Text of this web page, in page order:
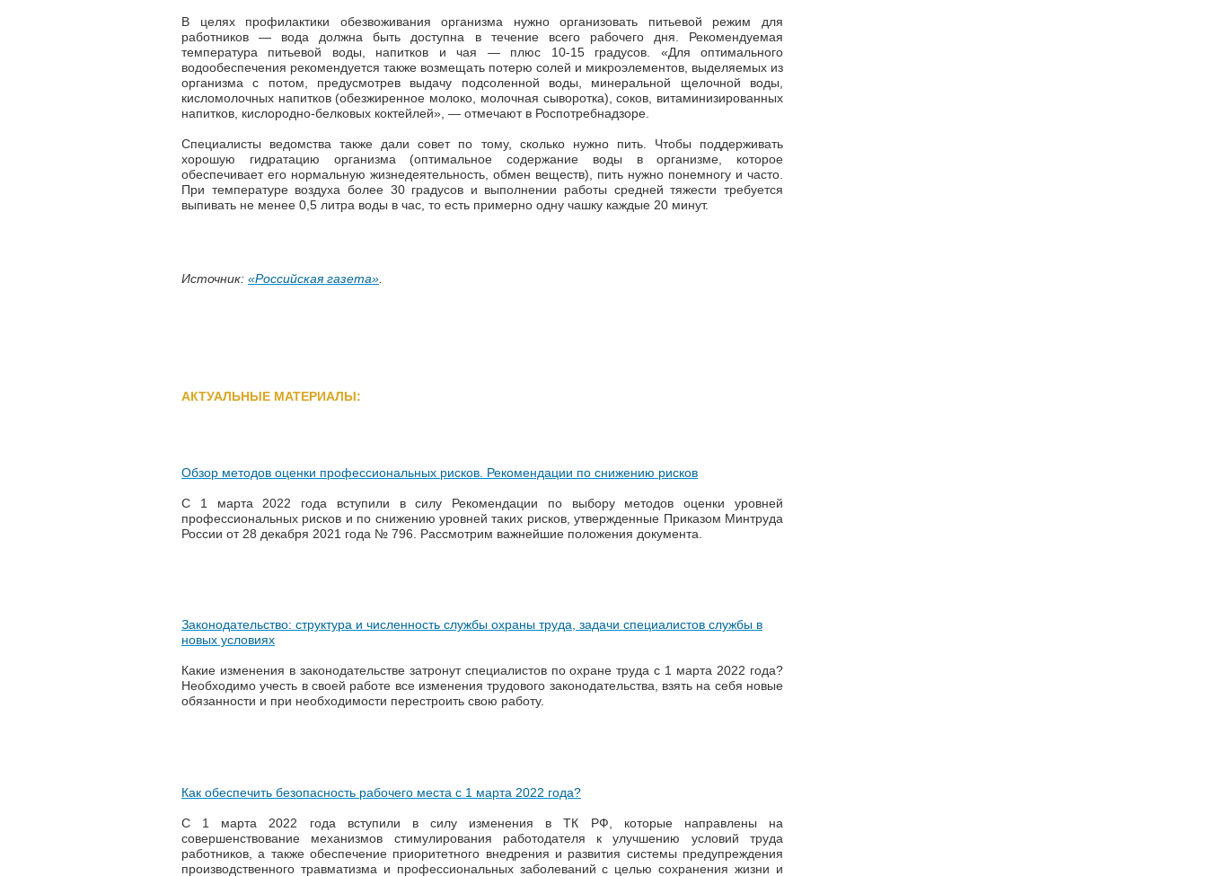
В целях профилактики обезвоживания организма нужно организовать питьевой режим для
работников— вода должна быть доступна в течение всего рабочего дня. Рекомендуемая
температура питьевой воды, напитков и чая —плюс 10-15 градусов. «Для оптимального
водообеспечения рекомендуется также возмещать потерю солей и микроэлементов, выделяемых из
организма с потом, предусмотрев выдачу подсоленной воды, минеральной щелочной воды,
кисломолочных напитков (обезжиренное молоко, молочная сыворотка), соков, витаминизированных
напитков, кислородно-белковых коктейлей», — отмечают в Роспотребнадзоре.
Специалисты ведомства также дали совет по тому, сколько нужно пить. Чтобы поддерживать
хорошую гидратацию организма (оптимальное содержание воды в организме, которое
обеспечивает его нормальную жизнедеятельность, обмен веществ), пить нужно понемногу и часто.
При температуре воздуха более 30 градусов и выполнении работы средней тяжести требуется
выпивать не менее 0,5 литра воды в час, то есть примерно одну чашку каждые 20 минут.
Источник: «Российская газета».
АКТУАЛЬНЫЕ МАТЕРИАЛЫ:
Обзор методов оценки профессиональных рисков. Рекомендации по снижению рисков
С 1 марта 2022 года вступили в силу Рекомендации по выбору методов оценки уровней
профессиональных рисков и по снижению уровней таких рисков, утвержденные Приказом Минтруда
России от 28 декабря 2021 года № 796. Рассмотрим важнейшие положения документа.
Законодательство: структура и численность службы охраны труда, задачи специалистов службы в
новых условиях
Какие изменения в законодательстве затронут специалистов по охране труда с 1 марта 2022 года?
Необходимо учесть в своей работе все изменения трудового законодательства, взять на себя новые
обязанности и при необходимости перестроить свою работу.
Как обеспечить безопасность рабочего места с 1 марта 2022 года?
С 1 марта 2022 года вступили в силу изменения в ТК РФ, которые направлены на
совершенствование механизмов стимулирования работодателя к улучшению условий труда
работников, а также обеспечение приоритетного внедрения и развития системы предупреждения
производственного травматизма и профессиональных заболеваний с целью сохранения жизни и